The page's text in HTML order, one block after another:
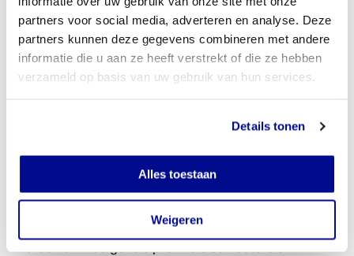
partners voor social media, adverteren en analyse. Deze
partners kunnen deze gegevens combineren met andere
informatie die u aan ze heeft verstrekt of die ze hebben
verzameld op basis van uw gebruik van hun services.
Details tonen
Alles toestaan
Weigeren
Liberation Route wandelroute door Limburg
Inmiddels is ook Limburg bij de route aangesloten en